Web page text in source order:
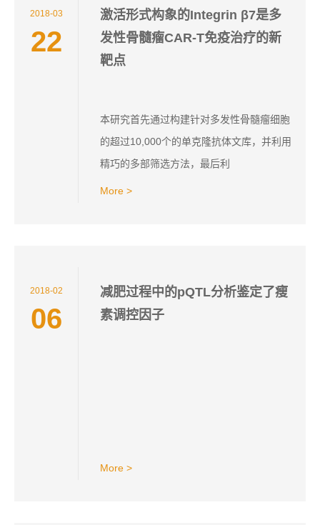
2018-03
22
激活形式构象的Integrin β7是多
发性骨髓瘤CAR-T免疫治疗的新
靶点
本研究首先通过构建针对多发性骨髓瘤细胞
的超过10,000个的单克隆抗体文库，并利用
精巧的多部筛选方法，最后利
More >
2018-02
06
减肥过程中的pQTL分析鉴定了瘦
素调控因子
More >